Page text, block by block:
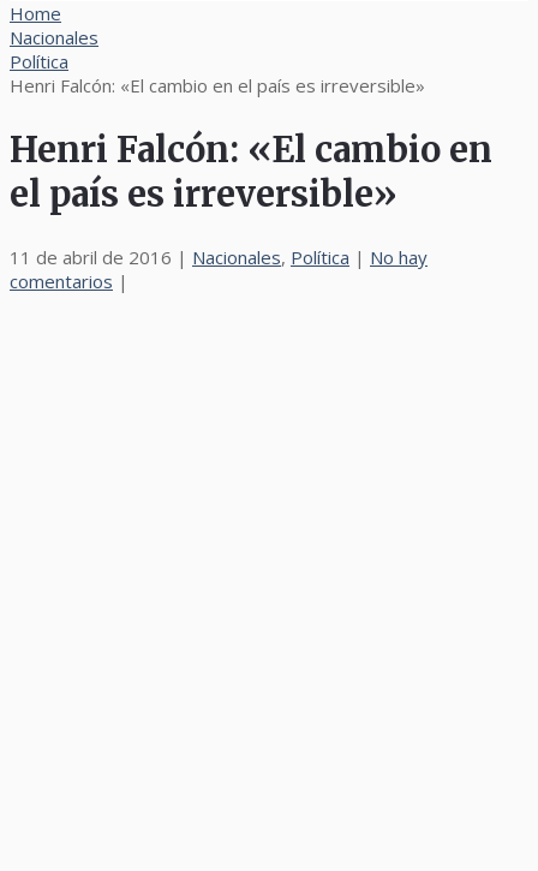
Home
Nacionales
Política
Henri Falcón: «El cambio en el país es irreversible»
Henri Falcón: «El cambio en
el país es irreversible»
11 de abril de 2016 | Nacionales, Política | No hay
comentarios |